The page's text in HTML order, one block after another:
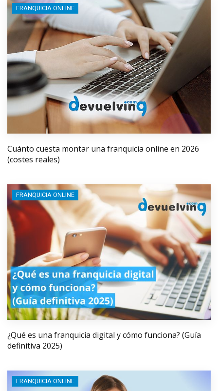
FRANQUICIA ONLINE
Cuánto cuesta montar una franquicia online en 2026
(costes reales)
FRANQUICIA ONLINE
¿Qué es una franquicia digital y cómo funciona? (Guía
definitiva 2025)
FRANQUICIA ONLINE